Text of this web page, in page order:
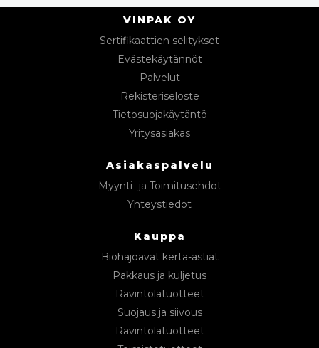
VINPAK OY
Sertifikaattien selitykset
Evästekäytännöt
Palvelut
Rekisteriseloste
Tietosuojakäytäntö
Yritysasiakas
Asiakaspalvelu
Myynti- ja Toimitusehdot
Yhteystiedot
Kauppa
Biohajoavat kerta-astiat
Pakkaus ja kuljetus
Ravintolatuotteet
Suojaus ja siivous
Ravintolatuotteet